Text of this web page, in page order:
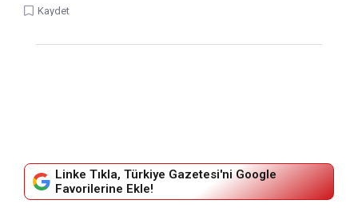
Kaydet
Linke Tıkla, Türkiye Gazetesi'ni Google
Favorilerine Ekle!